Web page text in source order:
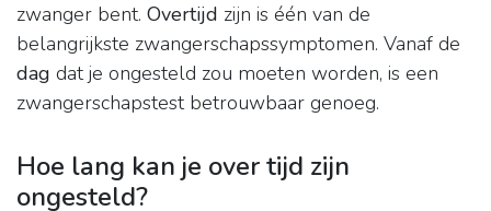
zwanger bent. Overtijd zijn is één van de
belangrijkste zwangerschapssymptomen. Vanaf de
dag dat je ongesteld zou moeten worden, is een
zwangerschapstest betrouwbaar genoeg.
Hoe lang kan je over tijd zijn
ongesteld?